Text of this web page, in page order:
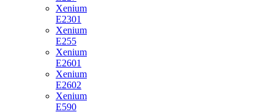
Xenium
E2301
Xenium
E255
Xenium
E2601
Xenium
E2602
Xenium
E590